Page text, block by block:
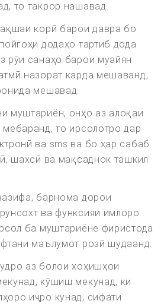
то такрор нашавад.
корӣ барои давра бо
додаҳо тартиб дода
рӯи санаҳо барои муайян
назорат карда мешаванд,
мешавад.
муштариён, онҳо аз алоқаи
мебаранд, то ирсолотро дар
ва sms ва бо ҳар сабаб
шахсӣ ва мақсаднок ташкил
барнома дорои
ва функсияи имлоро
ба муштариёне фиристода
маълумот розӣ шудаанд.
аз болои хоҳишҳои
кӯшиш мекунад, ки
иҷро кунад, сифати